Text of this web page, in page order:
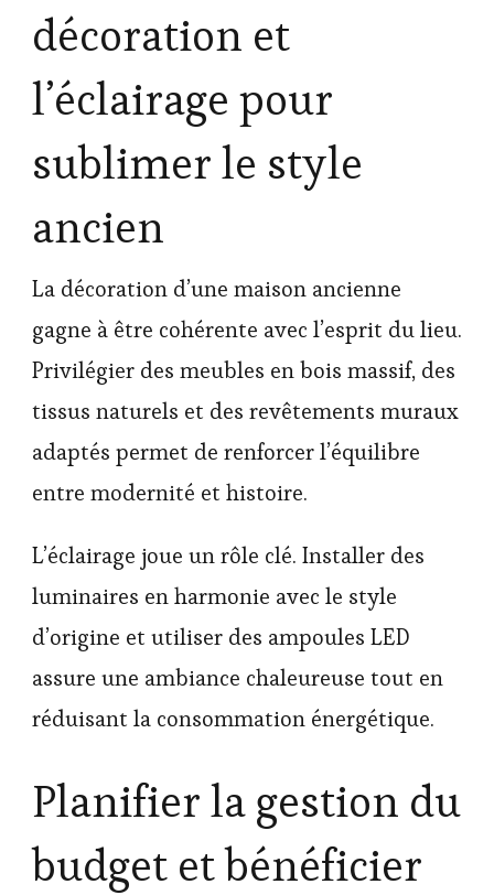
décoration et
l’éclairage pour
sublimer le style
ancien
La décoration d’une maison ancienne
gagne à être cohérente avec l’esprit du lieu.
Privilégier des meubles en bois massif, des
tissus naturels et des revêtements muraux
adaptés permet de renforcer l’équilibre
entre modernité et histoire.
L’éclairage joue un rôle clé. Installer des
luminaires en harmonie avec le style
d’origine et utiliser des ampoules LED
assure une ambiance chaleureuse tout en
réduisant la consommation énergétique.
Planifier la gestion du
budget et bénéficier